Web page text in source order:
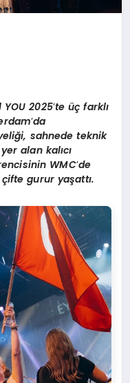
2025’te üç farklı
’da
sahnede teknik
alan kalıcı
WMC’de
gurur yaşattı.